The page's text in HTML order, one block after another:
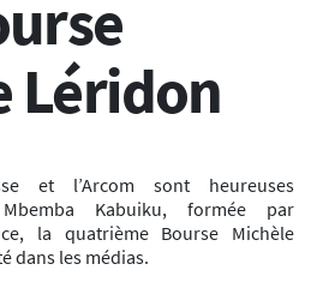
Léridon
et l’Arcom sont heureuses
Kabuiku, formée par
la quatrième Bourse Michèle
dans les médias.